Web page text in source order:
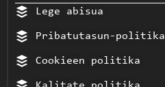
Lege abisua
Pribatutasun-politika
Cookieen politika